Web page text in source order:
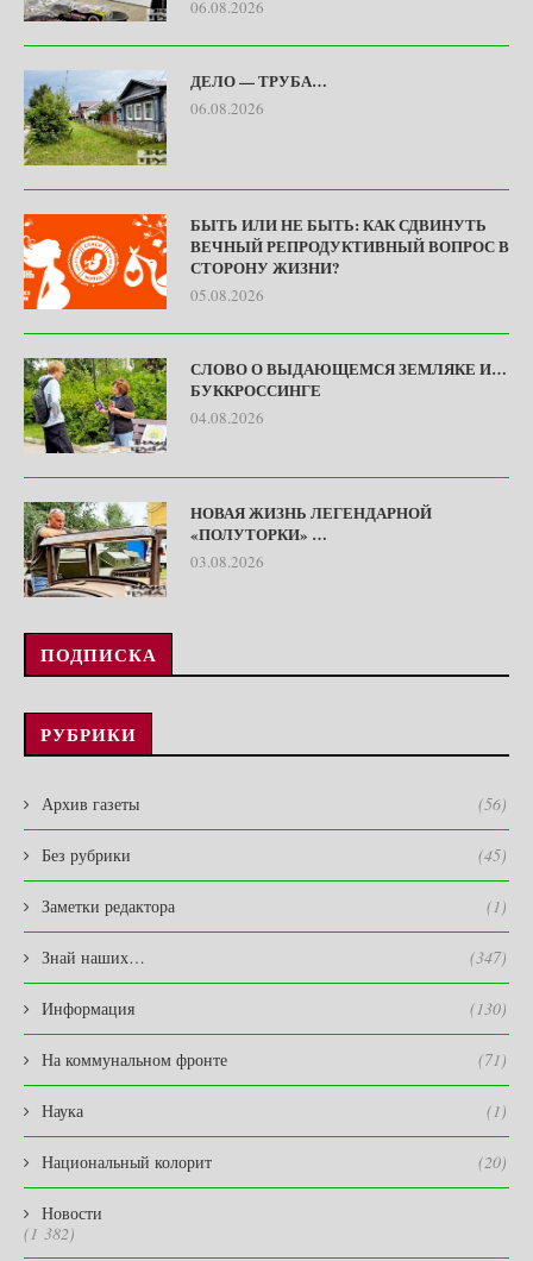
06.08.2026
ДЕЛО — ТРУБА…
06.08.2026
БЫТЬ ИЛИ НЕ БЫТЬ: КАК СДВИНУТЬ
ВЕЧНЫЙ РЕПРОДУКТИВНЫЙ ВОПРОС В
СТОРОНУ ЖИЗНИ?
05.08.2026
СЛОВО О ВЫДАЮЩЕМСЯ ЗЕМЛЯКЕ И…
БУККРОССИНГЕ
04.08.2026
НОВАЯ ЖИЗНЬ ЛЕГЕНДАРНОЙ
«ПОЛУТОРКИ» …
03.08.2026
ПОДПИСКА
РУБРИКИ
Архив газеты (56)
Без рубрики (45)
Заметки редактора (1)
Знай наших… (347)
Информация (130)
На коммунальном фронте (71)
Наука (1)
Национальный колорит (20)
Новости
(1 382)